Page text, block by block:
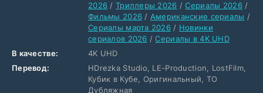
2026 / Триллеры 2026 /Сериалы 2026/
Фильмы 2026 / Американские сериалы /
Сериалы марта 2026 / Новинки
сериалов 2026 /Сериалы в 4K UHD
В качестве:
4K UHD
Перевод:
HDrezka Studio, LE-Production, LostFilm,
Кубик в Кубе, Оригинальный, ТО
Дубляжная